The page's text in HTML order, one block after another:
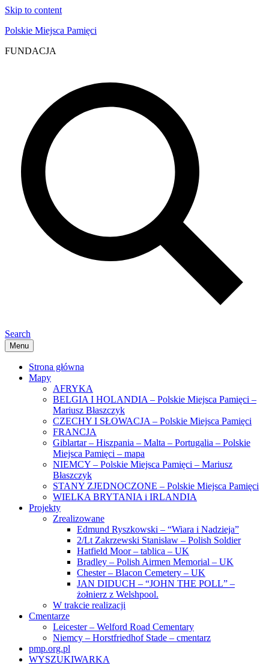
Skip to content
Polskie Miejsca Pamięci
FUNDACJA
Search
Menu
Strona główna
Mapy
AFRYKA
BELGIA I HOLANDIA – Polskie Miejsca Pamięci –
Mariusz Błaszczyk
CZECHY I SŁOWACJA – Polskie Miejsca Pamięci
FRANCJA
Giblartar – Hiszpania – Malta – Portugalia – Polskie
Miejsca Pamięci – mapa
NIEMCY – Polskie Miejsca Pamięci – Mariusz
Błaszczyk
STANY ZJEDNOCZONE – Polskie Miejsca Pamięci
WIELKA BRYTANIA i IRLANDIA
Projekty
Zrealizowane
Edmund Ryszkowski – “Wiara i Nadzieja”
2/Lt Zakrzewski Stanisław – Polish Soldier
Hatfield Moor – tablica – UK
Bradley – Polish Airmen Memorial – UK
Chester – Blacon Cemetery – UK
JAN DIDUCH – “JOHN THE POLL” –
żołnierz z Welshpool.
W trakcie realizacji
Cmentarze
Leicester – Welford Road Cementary
Niemcy – Horstfriedhof Stade – cmentarz
pmp.org.pl
WYSZUKIWARKA